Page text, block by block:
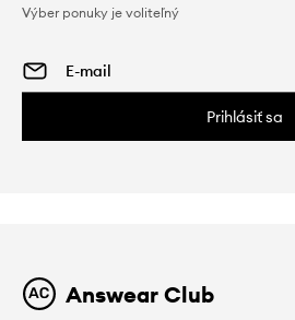
Výber ponuky je voliteľný
Prihlásiť sa
Answear Club